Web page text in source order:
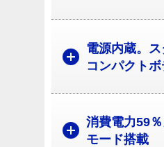
電源内蔵。
コンパクト
消費電力59
モード搭載